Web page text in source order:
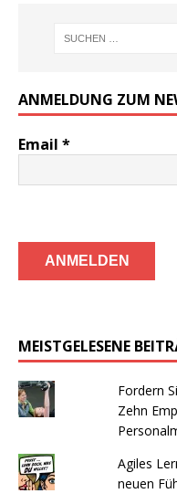
ANMELDUNG ZUM
Email *
MEISTGELESENE
Fordern
Zehn
Agiles
neuen